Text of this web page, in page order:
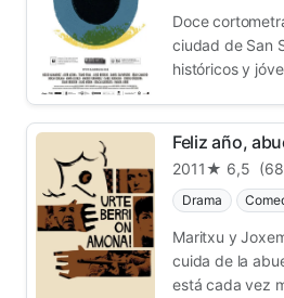
Doce
ciudad de San
históricos y
Feliz año,
2011★ 6,5
Drama
Maritxu y
cuida de la
está cada vez